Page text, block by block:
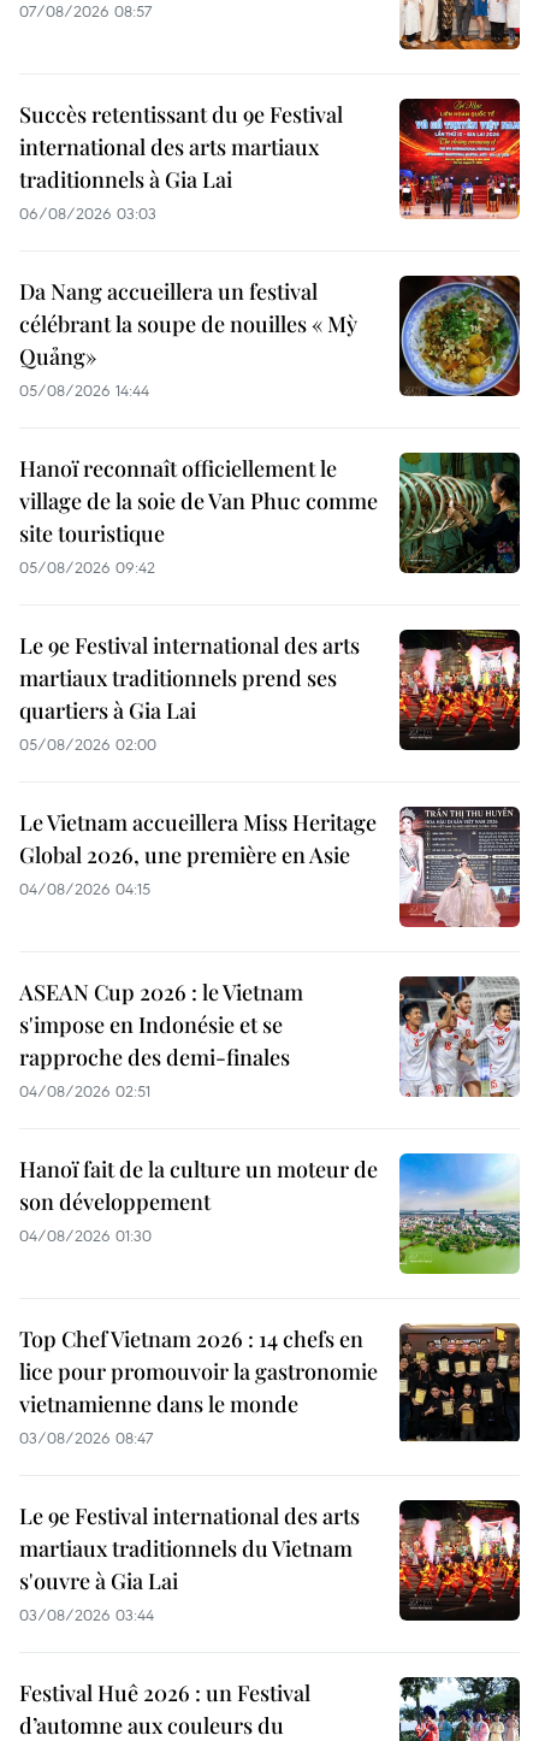
07/08/2026 08:57
Succès retentissant du 9e Festival
international des arts martiaux
traditionnels à Gia Lai
06/08/2026 03:03
Da Nang accueillera un festival
célébrant la soupe de nouilles « Mỳ
Quảng»
05/08/2026 14:44
Hanoï reconnaît officiellement le
village de la soie de Van Phuc comme
site touristique
05/08/2026 09:42
Le 9e Festival international des arts
martiaux traditionnels prend ses
quartiers à Gia Lai
05/08/2026 02:00
Le Vietnam accueillera Miss Heritage
Global 2026, une première en Asie
04/08/2026 04:15
ASEAN Cup 2026 : le Vietnam
s'impose en Indonésie et se
rapproche des demi-finales
04/08/2026 02:51
Hanoï fait de la culture un moteur de
son développement
04/08/2026 01:30
Top Chef Vietnam 2026 : 14 chefs en
lice pour promouvoir la gastronomie
vietnamienne dans le monde
03/08/2026 08:47
Le 9e Festival international des arts
martiaux traditionnels du Vietnam
s'ouvre à Gia Lai
03/08/2026 03:44
Festival Huê 2026 : un Festival
d’automne aux couleurs du